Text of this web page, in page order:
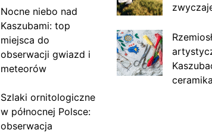
Nocne niebo nad
Kaszubami: top
miejsca do
obserwacji gwiazd i
meteorów
Szlaki ornitologiczne
w północnej Polsce:
obserwacja
ceramika